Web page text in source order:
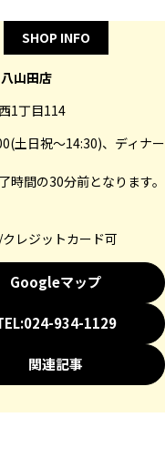
SHOP INFO
山田店
1丁目114
土日祝～14:30)、ディナー
時間の30分前となります。
レジットカード可
Googleマップ
934-1129
関連記事